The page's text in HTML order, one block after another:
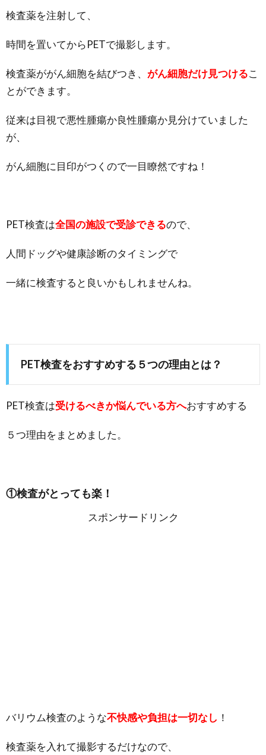
検査薬を注射して、
時間を置いてからPETで撮影します。
検査薬ががん細胞を結びつき、 がん細胞だけ見つけるこ
とができます。
従来は目視で悪性腫瘍か良性腫瘍か見分けていました
が、
がん細胞に目印がつくので一目瞭然ですね！
PET検査は全国の施設で受診できるので、
人間ドッグや健康診断のタイミングで
一緒に検査すると良いかもしれませんね。
PET検査をおすすめする５つの理由とは？
PET検査は受けるべきか悩んでいる方へおすすめする
５つ理由をまとめました。
①検査がとっても楽！
スポンサードリンク
バリウム検査のような不快感や負担は一切なし ！
検査薬を入れて撮影するだけなので、